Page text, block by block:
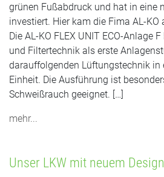
grünen Fußabdruck und hat in eine
investiert. Hier kam die Fima AL-KO
Die AL-KO FLEX UNIT ECO-Anlage
und Filtertechnik als erste
darauffolgenden Lüftungstechnik in
Einheit. Die Ausführung ist
Schweißrauch geeignet. […]
mehr...
Unser LKW mit neuem Design